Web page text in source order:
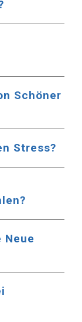
Schöner
Stress?
Neue